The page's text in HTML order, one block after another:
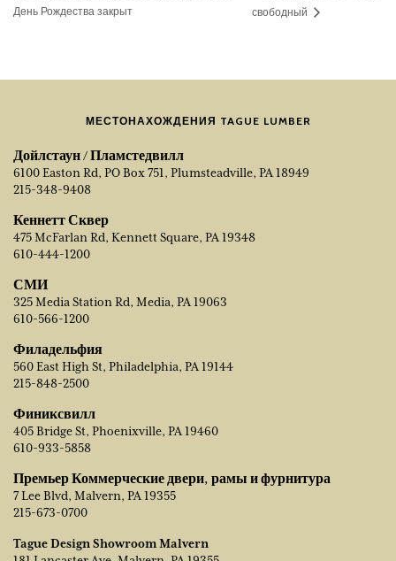
День Рождества закрыт
свободный
МЕСТОНАХОЖДЕНИЯ TAGUE LUMBER
Дойлстаун / Пламстедвилл
6100 Easton Rd, PO Box 751, Plumsteadville, PA 18949
215-348-9408
Кеннетт Сквер
475 McFarlan Rd, Kennett Square, PA 19348
610-444-1200
СМИ
325 Media Station Rd, Media, PA 19063
610-566-1200
Филадельфия
560 East High St, Philadelphia, PA 19144
215-848-2500
Финиксвилл
405 Bridge St, Phoenixville, PA 19460
610-933-5858
Премьер Коммерческие двери, рамы и фурнитура
7 Lee Blvd, Malvern, PA 19355
215-673-0700
Tague Design Showroom Malvern